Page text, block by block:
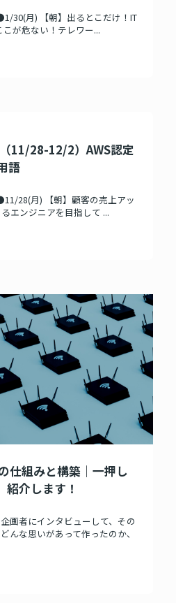
30(月) 【朝】出るとこだけ！IT
が危ない！テレワー...
11/28-12/2）AWS認定
語
28(月) 【朝】顧客の売上アッ
エンジニアを目指して ...
仕組みと構築｜一押し
紹介します！
画者にインタビューして、その
んな思いがあって作ったのか、